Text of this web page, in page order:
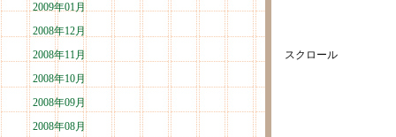
2009年01月
2008年12月
2008年11月
2008年10月
2008年09月
2008年08月
スクロール